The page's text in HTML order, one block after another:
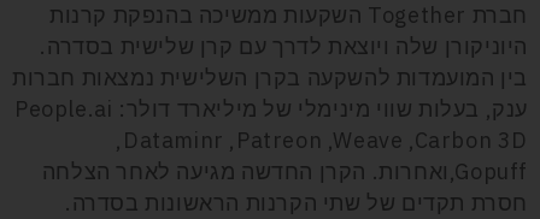
חברת Together השקעות ממשיכה בהנפקת קרנות
היוניקורן שלה ויוצאת לדרך עם קרן שלישית בסדרה.
בין המועמדות להשקעה בקרן השלישית נמצאות חברות
ענק, בעלות שווי מינימלי של מיליארד דולר: People.ai
,Dataminr ,Patreon ,Weave ,Carbon 3D
,Gopuffואחרות. הקרן החדשה מגיעה לאחר הצלחה
חסרת תקדים של שתי הקרנות הראשונות בסדרה.